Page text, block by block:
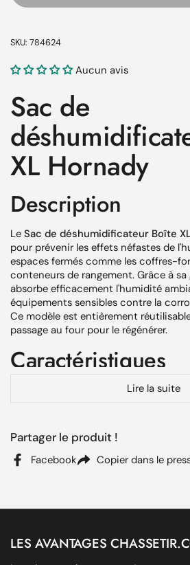
SKU: 784624
Aucun avis
Sac de
XL Hornady
Description
Le Sac de déshumidificateur Boîte
pour prévenir les effets néfastes de
espaces fermés comme les coffres-
conteneurs de rangement. Grâce à
absorbe efficacement l'humidité
équipements sensibles contre la
Ce modèle est entièrement
passage au four pour le régénérer.
Caractéristiques
Format XL pour une couverture
volumes fermés.
déshydratants.
Réutilisable : régénération simple
Lire la suite
Partager le produit !
Facebook Copier dans le
LES AVANTAGES